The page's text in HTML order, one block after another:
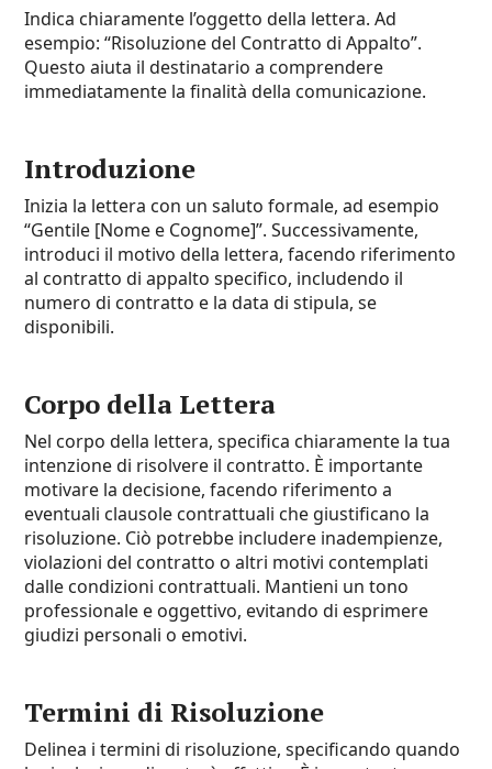
Indica chiaramente l’oggetto della lettera. Ad
esempio: “Risoluzione del Contratto di Appalto”.
Questo aiuta il destinatario a comprendere
immediatamente la finalità della comunicazione.
Introduzione
Inizia la lettera con un saluto formale, ad esempio
“Gentile [Nome e Cognome]”. Successivamente,
introduci il motivo della lettera, facendo riferimento
al contratto di appalto specifico, includendo il
numero di contratto e la data di stipula, se
disponibili.
Corpo della Lettera
Nel corpo della lettera, specifica chiaramente la tua
intenzione di risolvere il contratto. È importante
motivare la decisione, facendo riferimento a
eventuali clausole contrattuali che giustificano la
risoluzione. Ciò potrebbe includere inadempienze,
violazioni del contratto o altri motivi contemplati
dalle condizioni contrattuali. Mantieni un tono
professionale e oggettivo, evitando di esprimere
giudizi personali o emotivi.
Termini di Risoluzione
Delinea i termini di risoluzione, specificando quando